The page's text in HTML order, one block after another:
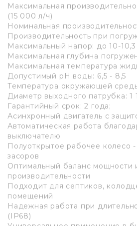
Максимальная
(15 000 л/ч)
Номинальная
Производительность при
Максимальный напор: до 10-
Максимальная глубина
Максимальная температура
Допустимый pH воды: 6,5 - 8,5
Температура окружающей
Диаметр выходного патрубка: 1
Гарантийный срок: 2 года;
Асинхронный двигатель с
Автоматическая работа
выключателю
Полуоткрытое рабочее колесо
засоров
Оптимальный баланс мощности
производительности
Подходит для септиков,
помещений
Надежная работа при
(IP68)